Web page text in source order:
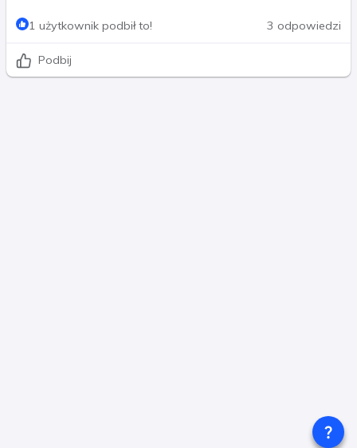
1 użytkownik podbił to! 3 odpowiedzi
Podbij